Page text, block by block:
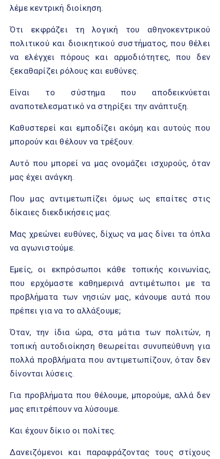
λέμε κεντρική διοίκηση.
Ότι εκφράζει τη λογική του αθηνοκεντρικού
πολιτικού και διοικητικού συστήματος, που θέλει
να ελέγχει πόρους και αρμοδιότητες, που δεν
ξεκαθαρίζει ρόλους και ευθύνες.
Είναι το σύστημα που αποδεικνύεται
αναποτελεσματικό να στηρίξει την ανάπτυξη.
Καθυστερεί και εμποδίζει ακόμη και αυτούς που
μπορούν και θέλουν να τρέξουν.
Αυτό που μπορεί να μας ονομάζει ισχυρούς, όταν
μας έχει ανάγκη.
Που μας αντιμετωπίζει όμως ως επαίτες στις
δίκαιες διεκδικήσεις μας.
Μας χρεώνει ευθύνες, δίχως να μας δίνει τα όπλα
να αγωνιστούμε.
Εμείς, οι εκπρόσωποι κάθε τοπικής κοινωνίας,
που ερχόμαστε καθημερινά αντιμέτωποι με τα
προβλήματα των νησιών μας, κάνουμε αυτά που
πρέπει για να το αλλάξουμε;
Όταν, την ίδια ώρα, στα μάτια των πολιτών, η
τοπική αυτοδιοίκηση θεωρείται συνυπεύθυνη για
πολλά προβλήματα που αντιμετωπίζουν, όταν δεν
δίνονται λύσεις.
Για προβλήματα που θέλουμε, μπορούμε, αλλά δεν
μας επιτρέπουν να λύσουμε.
Και έχουν δίκιο οι πολίτες.
Δανειζόμενοι και παραφράζοντας τους στίχους